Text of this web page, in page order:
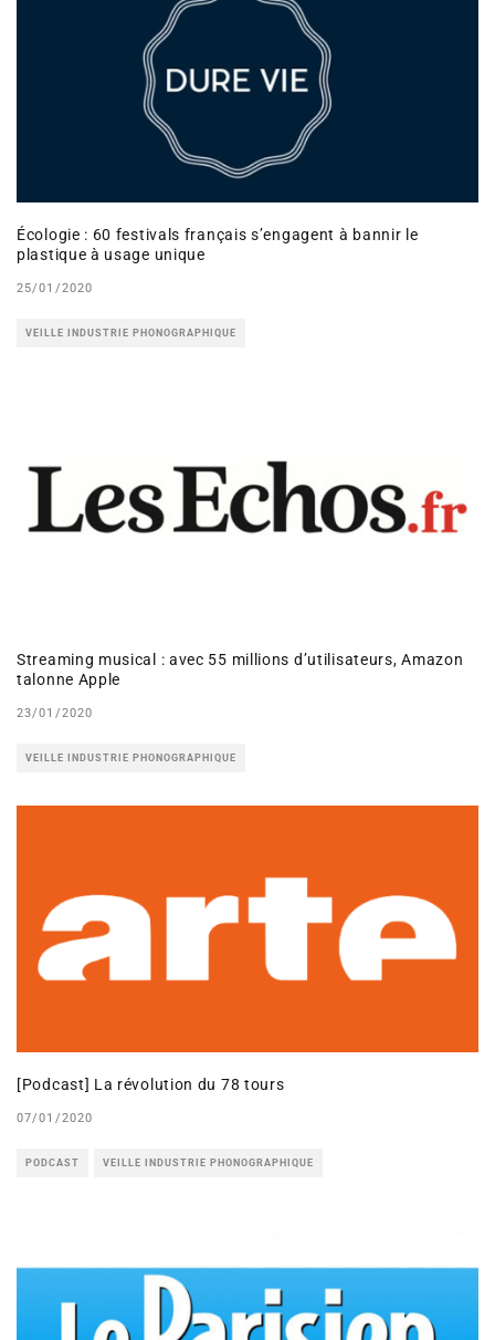
Écologie : 60 festivals français s’engagent à bannir le
plastique à usage unique
25/01/2020
VEILLE INDUSTRIE PHONOGRAPHIQUE
Streaming musical : avec 55 millions d’utilisateurs, Amazon
talonne Apple
23/01/2020
VEILLE INDUSTRIE PHONOGRAPHIQUE
[Podcast] La révolution du 78 tours
07/01/2020
PODCAST VEILLE INDUSTRIE PHONOGRAPHIQUE